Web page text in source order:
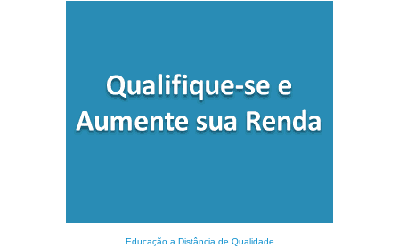
Educação a Distância de Qualidade